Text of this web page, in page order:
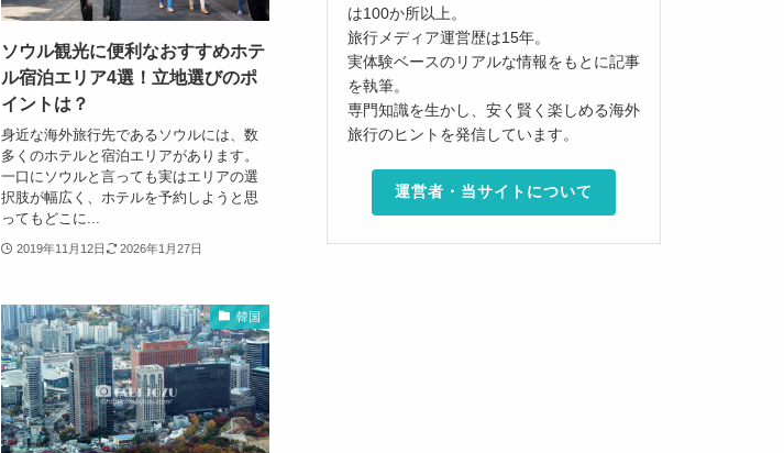
ソウル観光に便利なおすすめホテ
ル宿泊エリア4選！立地選びのポ
イントは？
身近な海外旅行先であるソウルには、数
多くのホテルと宿泊エリアがあります。
一口にソウルと言っても実はエリアの選
択肢が幅広く、ホテルを予約しようと思
ってもどこに...
2019年11月12日 2026年1月27日
韓国
は100か所以上。
旅行メディア運営歴は15年。
実体験ベースのリアルな情報をもとに記事
を執筆。
専門知識を生かし、安く賢く楽しめる海外
旅行のヒントを発信しています。
運営者・当サイトについて